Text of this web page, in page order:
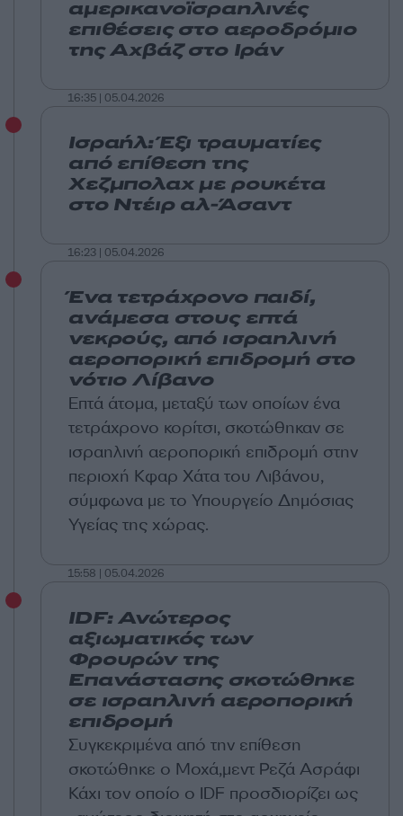
αμερικανοϊσραηλινές
επιθέσεις στο αεροδρόμιο
της Αχβάζ στο Ιράν
16:35 | 05.04.2026
Ισραήλ: Έξι τραυματίες
από επίθεση της
Χεζμπολαχ με ρουκέτα
στο Ντέιρ αλ-Άσαντ
16:23 | 05.04.2026
Ένα τετράχρονο παιδί,
ανάμεσα στους επτά
νεκρούς, από ισραηλινή
αεροπορική επιδρομή στο
νότιο Λίβανο
Επτά άτομα, μεταξύ των οποίων ένα
τετράχρονο κορίτσι, σκοτώθηκαν σε
ισραηλινή αεροπορική επιδρομή στην
περιοχή Κφαρ Χάτα του Λιβάνου,
σύμφωνα με το Υπουργείο Δημόσιας
Υγείας της χώρας.
15:58 | 05.04.2026
IDF: Ανώτερος
αξιωματικός των
Φρουρών της
Επανάστασης σκοτώθηκε
σε ισραηλινή αεροπορική
επιδρομή
Συγκεκριμένα από την επίθεση
σκοτώθηκε ο Μοχά,μεντ Ρεζά Ασράφι
Κάχι τον οποίο ο IDF προσδιορίζει ως